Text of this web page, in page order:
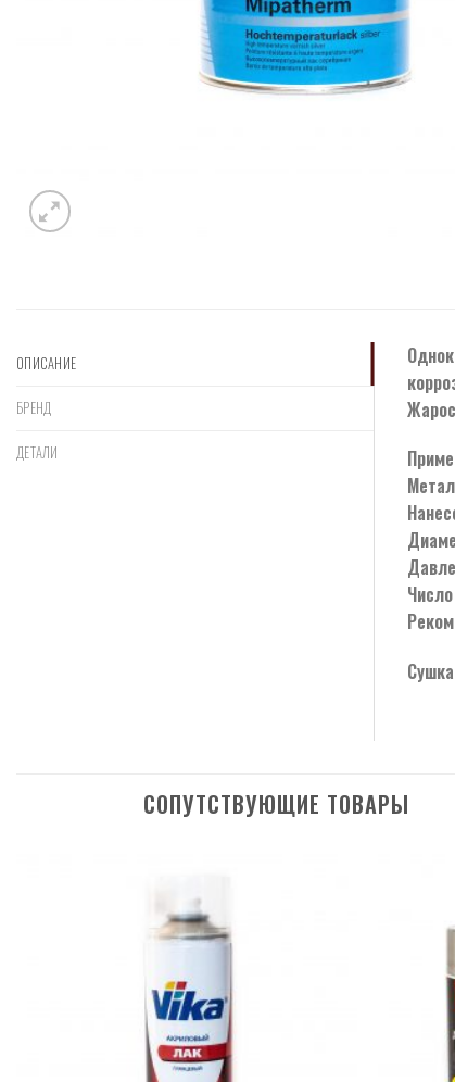
ОПИСАНИЕ
БРЕНД
ДЕТАЛИ
СОПУТСТВУЮЩИЕ ТОВАРЫ